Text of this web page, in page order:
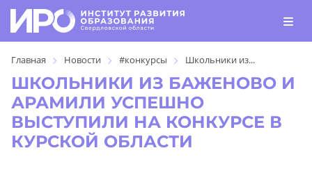
Главная Новости #конкурсы Школьники из...
ШКОЛЬНИКИ ИЗ БАЖЕНОВО И
АРАМИЛИ УСПЕШНО
ВЫСТУПИЛИ НА КОНКУРСЕ В
КУРСКОЙ ОБЛАСТИ